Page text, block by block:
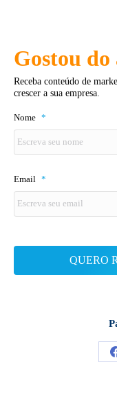
Gostou
Receba conteúdo de
crescer a sua empresa.
Nome *
Email *